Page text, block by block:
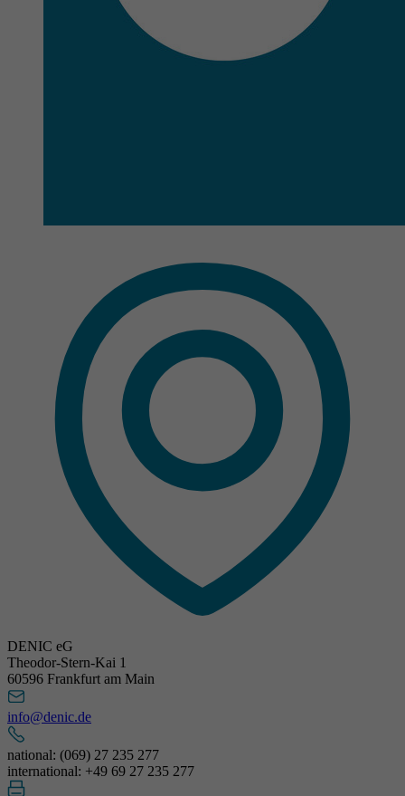
DENIC eG
Theodor-Stern-Kai 1
60596 Frankfurt am Main
info@denic.de
national: (069) 27 235 277
international: +49 69 27 235 277